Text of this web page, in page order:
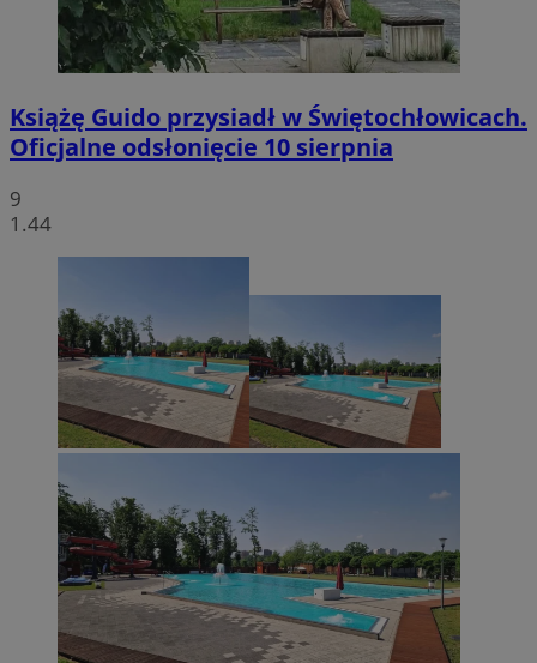
Książę Guido przysiadł w Świętochłowicach.
Oficjalne odsłonięcie 10 sierpnia
9
1.44